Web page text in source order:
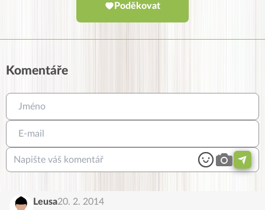
Poděkovat
Komentáře
Leusa20. 2. 2014